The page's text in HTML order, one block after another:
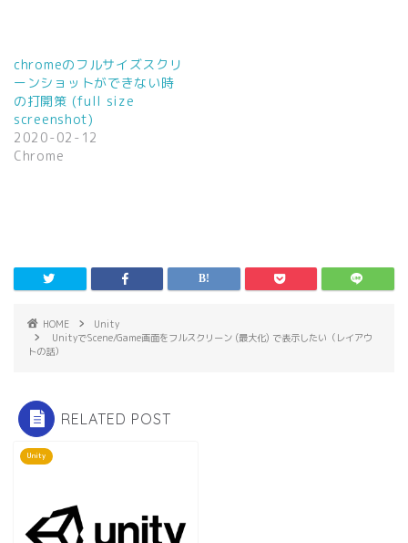
ウ
で
開
き
ま
す
)
い
(
新
し
い
ウ
ィ
ン
chromeのフルサイズスクリ
ーンショットができない時
の打開策 (full size
screenshot)
2020-02-12
Chrome
HOME
Unity
UnityでScene/Game画面をフルスクリーン (最大化) で表示したい（レイアウ
トの話）
RELATED POST
Unity